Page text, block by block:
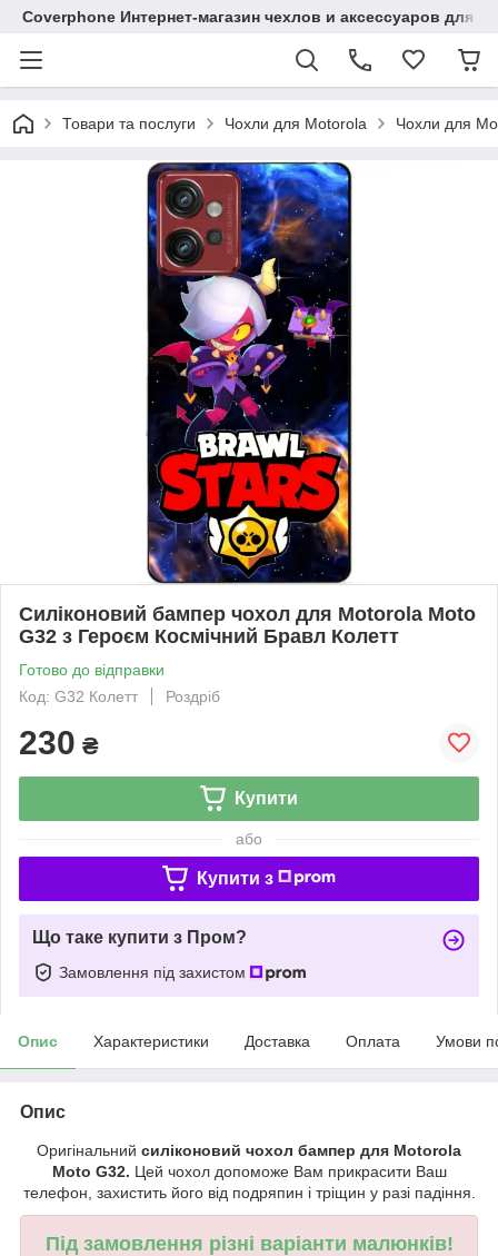
Coverphone Интернет-магазин чехлов и аксессуаров для
Товари та послуги Чохли для Motorola Чохли для
Силіконовий бампер чохол для Motorola Moto
G32 з Героєм Космічний Бравл Колетт
Готово до відправки
Код: G32 Колетт
Роздріб
230 ₴
Купити
або
Купити з
Що таке купити з Пром?
Замовлення під захистом
Опис Характеристики Доставка Оплата Умови
Опис
Оригінальний силіконовий чохол бампер для Motorola
Moto G32. Цей чохол допоможе Вам прикрасити Ваш
телефон, захистить його від подряпин і тріщин у разі падіння.
Під замовлення різні варіанти малюнків!